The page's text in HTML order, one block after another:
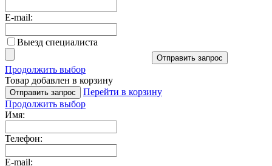
E-mail:
Выезд специалиста
Отправить запрос
Продолжить выбор
Товар добавлен в корзину
Отправить запрос
Перейти в корзину
Продолжить выбор
Имя:
Телефон:
E-mail: